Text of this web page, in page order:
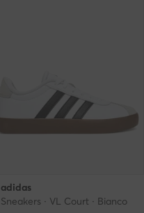
adidas
Sneakers · VL Court · Bianco